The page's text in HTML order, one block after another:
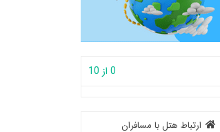
0 از 10
ارتباط هتل با مسافران